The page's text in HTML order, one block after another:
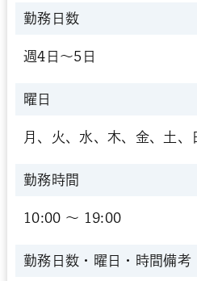
勤務日数
週4日～5日
曜日
月、火、水、木、金、土、
勤務時間
10:00 〜 19:00
勤務日数・曜日・時間備考